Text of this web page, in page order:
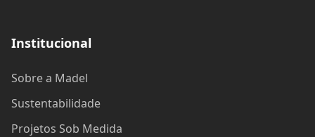
Institucional
Sobre a Madel
Sustentabilidade
Projetos Sob Medida